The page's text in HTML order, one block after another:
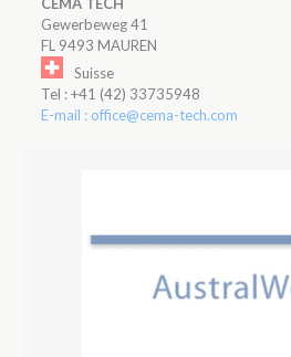
Gewerbeweg 41
FL 9493 MAUREN
Suisse
Tel : +41 (42) 33735948
E-mail : office@cema-tech.com